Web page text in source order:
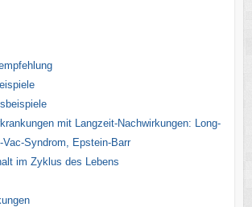
mit Langzeit-Nachwirkungen: Long-
Syndrom, Epstein-Barr
im Zyklus des Lebens